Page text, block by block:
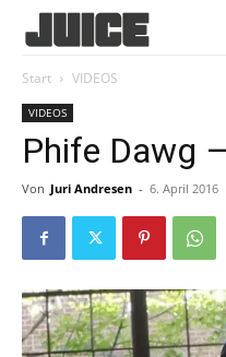
Start VIDEOS
VIDEOS
Phife Dawg
Von Juri Andresen - 6. April 2016